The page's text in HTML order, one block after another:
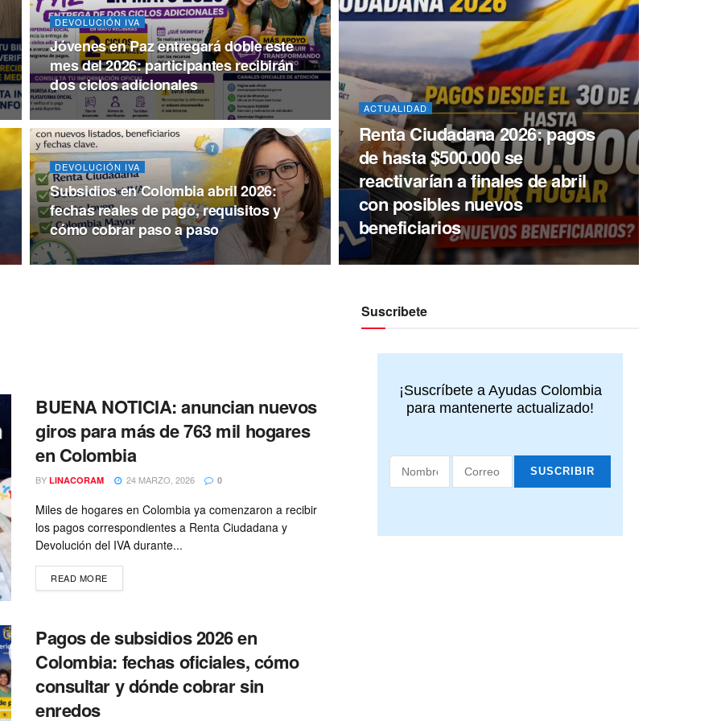
DEVOLUCIÓN IVA
Jóvenes en Paz entregará doble este
mes del 2026: participantes recibirán
dos ciclos adicionales
ACTUALIDAD
Renta Ciudadana 2026: pagos
de hasta $500.000 se
reactivarían a finales de abril
con posibles nuevos
beneficiarios
DEVOLUCIÓN IVA
Subsidios en Colombia abril 2026:
fechas reales de pago, requisitos y
cómo cobrar paso a paso
BUENA NOTICIA: anuncian nuevos
giros para más de 763 mil hogares
en Colombia
BY LINACORAM 24 MARZO, 2026 0
Miles de hogares en Colombia ya comenzaron a recibir
los pagos correspondientes a Renta Ciudadana y
Devolución del IVA durante...
READ MORE
Pagos de subsidios 2026 en
Colombia: fechas oficiales, cómo
consultar y dónde cobrar sin
enredos
Suscribete
¡Suscríbete a Ayudas Colombia
para mantenerte actualizado!